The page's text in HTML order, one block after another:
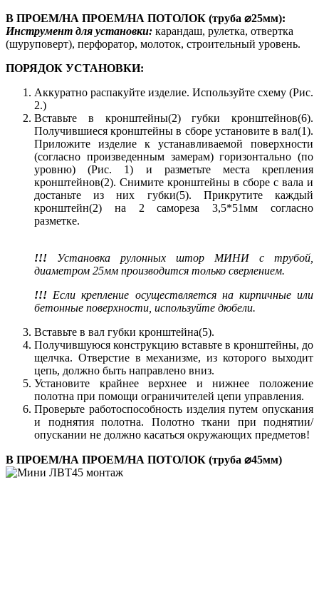
В ПРОЕМ/НА ПРОЕМ/НА ПОТОЛОК (труба ⌀25мм):
Инструмент для установки: карандаш, рулетка, отвертка
(шуруповерт), перфоратор, молоток, строительный уровень.
ПОРЯДОК УСТАНОВКИ:
Аккуратно распакуйте изделие. Используйте схему (Рис.
2.)
Вставьте в кронштейны(2) губки кронштейнов(6).
Получившиеся кронштейны в сборе установите в вал(1).
Приложите изделие к устанавливаемой поверхности
(согласно произведенным замерам) горизонтально (по
уровню) (Рис. 1) и разметьте места крепления
кронштейнов(2). Снимите кронштейны в сборе с вала и
достаньте из них губки(5). Прикрутите каждый
кронштейн(2) на 2 самореза 3,5*51мм согласно
разметке.
!!! Установка рулонных штор МИНИ с трубой,
диаметром 25мм производится только сверлением.
!!! Если крепление осуществляется на кирпичные или
бетонные поверхности, используйте дюбели.
Вставьте в вал губки кронштейна(5).
Получившуюся конструкцию вставьте в кронштейны, до
щелчка. Отверстие в механизме, из которого выходит
цепь, должно быть направлено вниз.
Установите крайнее верхнее и нижнее положение
полотна при помощи ограничителей цепи управления.
Проверьте работоспособность изделия путем опускания
и поднятия полотна. Полотно ткани при поднятии/
опускании не должно касаться окружающих предметов!
В ПРОЕМ/НА ПРОЕМ/НА ПОТОЛОК (труба ⌀45мм)